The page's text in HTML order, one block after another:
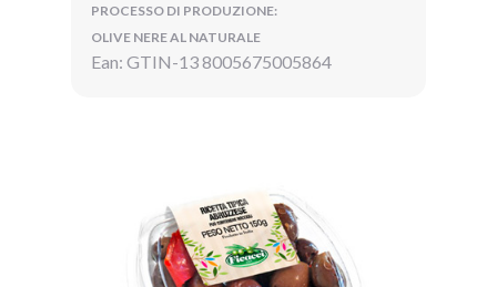
PROCESSO DI PRODUZIONE:
OLIVE NERE AL NATURALE
Ean: GTIN-13 8005675005864